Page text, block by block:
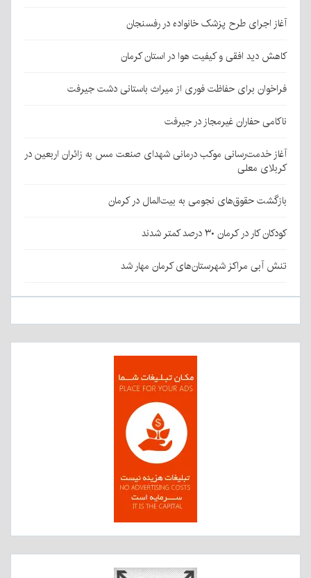
آغاز اجرای طرح پزشک خانواده در رفسنجان
کاهش دید افقی و کیفیت هوا در استان کرمان
فراخوان برای حفاظت فوری از میراث باستانی دشت جیرفت
ناکامی حفاران غیرمجاز در جیرفت
آغاز خدمت‌رسانی موکب درمانی شهدای صنعت مس به زائران اربعین در
کربلای معلی
بازگشت حقوق‌های نجومی به بیت‌المال در کرمان
کودکان کار در کرمان ۳۰ درصد کمتر شدند
تنش آبی مراکز شهرستان‌های کرمان مهار شد